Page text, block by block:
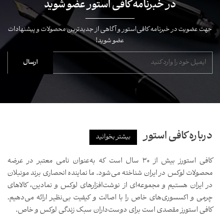
در خبرنامه کافی استور عضو شوید
جهت عضویت در خبرنامه کافی‌استور و آگاهی از جدیدترین محصولات و پیشنهادات
عضو شوید!
درباره کافی استور بیشتر بخوانید
کافی استورز بیش از ۳۰ سال است که به‌عنوان نامی معتبر در عرضه
محصولات لوکس در ایران شناخته می‌شود. ما نماینده انحصاری برند مونبلان
در ایران هستیم و مجموعه‌ای از نوشت‌افزارهای لوکس و نمادین، کالاهای
چرمی و اکسسوری‌های خاص را با اصالت و کیفیت بی‌نظیر ارائه می‌دهیم.
کافی استورز مقصدی است برای دوست‌داران سبک زندگی لوکس و خاص.